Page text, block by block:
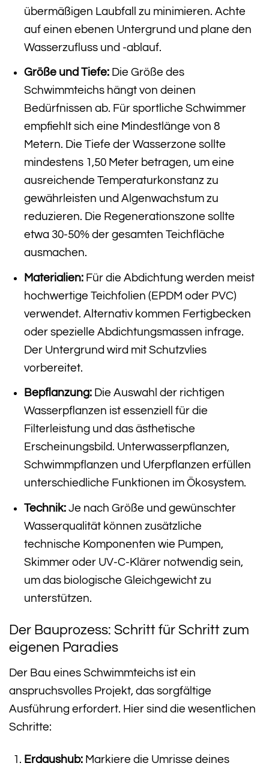
übermäßigen Laubfall zu minimieren. Achte
auf einen ebenen Untergrund und plane den
Wasserzufluss und -ablauf.
Größe und Tiefe:Die Größe des
Schwimmteichs hängt von deinen
Bedürfnissen ab. Für sportliche Schwimmer
empfiehlt sich eine Mindestlänge von 8
Metern. Die Tiefe der Wasserzone sollte
mindestens 1,50 Meter betragen, um eine
ausreichende Temperaturkonstanz zu
gewährleisten und Algenwachstum zu
reduzieren. Die Regenerationszone sollte
etwa 30-50% der gesamten Teichfläche
ausmachen.
Materialien:Für die Abdichtung werden meist
hochwertige Teichfolien (EPDM oder PVC)
verwendet. Alternativ kommen Fertigbecken
oder spezielle Abdichtungsmassen infrage.
Der Untergrund wird mit Schutzvlies
vorbereitet.
Bepflanzung:Die Auswahl der richtigen
Wasserpflanzen ist essenziell für die
Filterleistung und das ästhetische
Erscheinungsbild. Unterwasserpflanzen,
Schwimmpflanzen und Uferpflanzen erfüllen
unterschiedliche Funktionen im Ökosystem.
Technik:Je nach Größe und gewünschter
Wasserqualität können zusätzliche
technische Komponenten wie Pumpen,
Skimmer oder UV-C-Klärer notwendig sein,
um das biologische Gleichgewicht zu
unterstützen.
Der Bauprozess: Schritt für Schritt zum
eigenen Paradies
Der Bau eines Schwimmteichs ist ein
anspruchsvolles Projekt, das sorgfältige
Ausführung erfordert. Hier sind die wesentlichen
Schritte:
Erdaushub:Markiere die Umrisse deines